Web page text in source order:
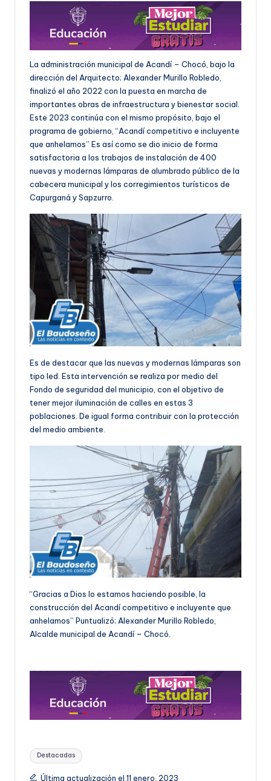
La administración municipal de Acandí – Chocó, bajo la
dirección del Arquitecto; Alexander Murillo Robledo,
finalizó el año 2022 con la puesta en marcha de
importantes obras de infraestructura y bienestar social.
Este 2023 continúa con el mismo propósito, bajo el
programa de gobierno, “Acandí competitivo e incluyente
que anhelamos” Es así como se dio inicio de forma
satisfactoria a los trabajos de instalación de 400
nuevas y modernas lámparas de alumbrado público de la
cabecera municipal y los corregimientos turísticos de
Capurganá y Sapzurro.
Es de destacar que las nuevas y modernas lámparas son
tipo led. Esta intervención se realiza por medio del
Fondo de seguridad del municipio, con el objetivo de
tener mejor iluminación de calles en estas 3
poblaciones. De igual forma contribuir con la protección
del medio ambiente.
“Gracias a Dios lo estamos haciendo posible, la
construcción del Acandí competitivo e incluyente que
anhelamos” Puntualizó; Alexander Murillo Robledo,
Alcalde municipal de Acandí – Chocó.
Etiquetas:
Destacadas
Última actualización el 11 enero, 2023